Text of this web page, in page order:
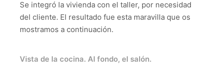
Se integró la vivienda con el taller, por necesidad
del cliente. El resultado fue esta maravilla que os
mostramos a continuación.
Vista de la cocina. Al fondo, el salón.